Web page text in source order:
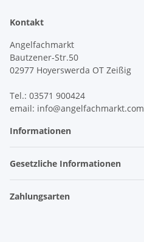
Kontakt
Angelfachmarkt
Bautzener-Str.50
02977 Hoyerswerda OT Zeißig
Tel.: 03571 900424
email: info@angelfachmarkt.com
Informationen
Gesetzliche Informationen
Zahlungsarten